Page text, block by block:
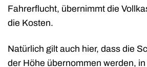
Fahrerflucht, übernimmt die
die Kosten.
Natürlich gilt auch hier, dass die
der Höhe übernommen werden,